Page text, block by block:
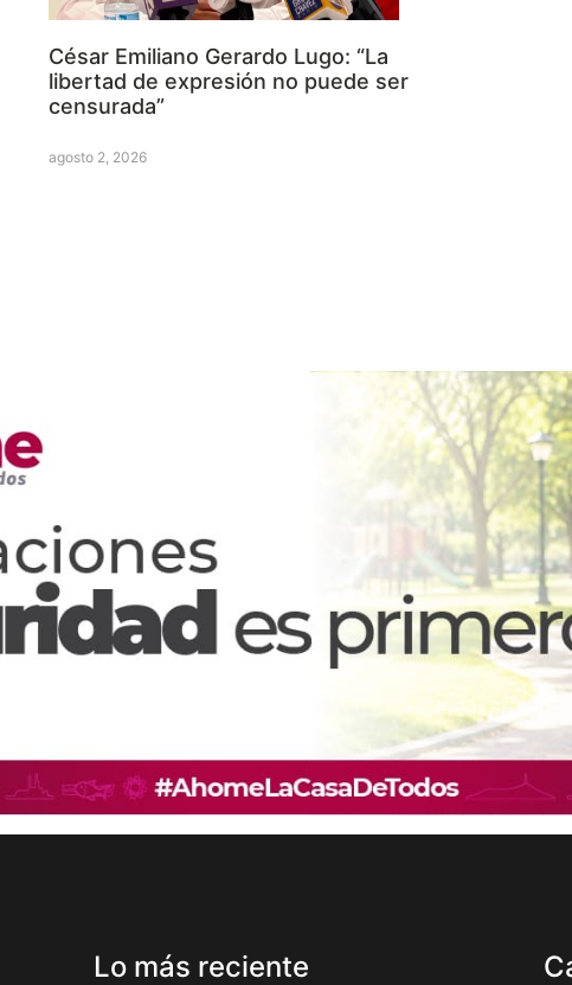
César Emiliano Gerardo Lugo: “La
libertad de expresión no puede ser
censurada”
agosto 2, 2026
Lo más reciente